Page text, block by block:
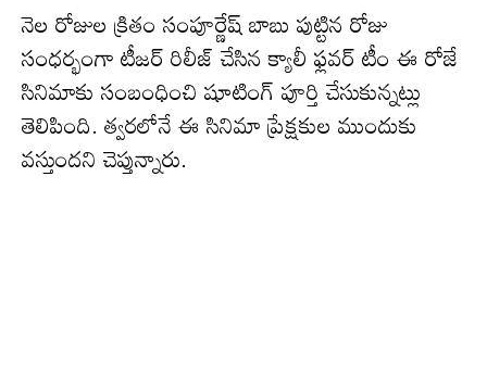
నెల రోజుల క్రితం సంపూర్ణేష్ బాబు పుట్టిన రోజు
సంధర్భంగా టీజర్ రిలీజ్ చేసిన క్యాలీ ఫ్లవర్ టీం ఈ రోజే
సినిమాకు సంబంధించి షూటింగ్ పూర్తి చేసుకున్నట్లు
తెలిపింది. త్వరలోనే ఈ సినిమా ప్రేక్షకుల ముందుకు
వస్తుందని చెప్తున్నారు.